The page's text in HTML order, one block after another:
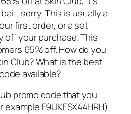
sorry. This is usually a
first order, or a set
off your purchase. This
65% off. How do you
Club? What is the best
available?
promo code that you
F9UKFSX44HRH)